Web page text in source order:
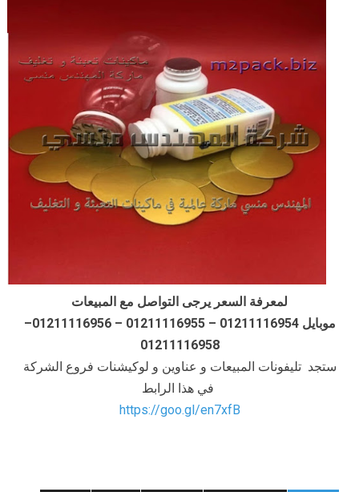
لمعرفة السعر يرجى التواصل مع المبيعات
موبايل 01211116954 – 01211116955 – 01211116956–
01211116958
ستجد تليفونات المبيعات و عناوين و لوكيشنات فروع الشركة
في هذا الرابط
https://goo.gl/en7xfB